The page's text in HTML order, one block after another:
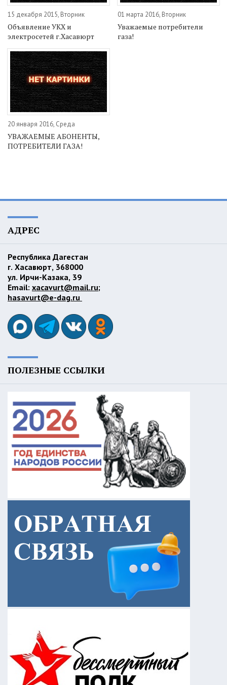
15 декабря 2015, Вторник
Объявление УКХ и
электросетей г.Хасавюрт
01 марта 2016, Вторник
Уважаемые потребители
газа!
20 января 2016, Среда
УВАЖАЕМЫЕ АБОНЕНТЫ,
ПОТРЕБИТЕЛИ ГАЗА!
АДРЕС
Республика Дагестан
г. Хасавюрт, 368000
ул. Ирчи-Казака, 39
Email: xacavurt@mail.ru;
hasavurt@e-dag.ru
ПОЛЕЗНЫЕ ССЫЛКИ